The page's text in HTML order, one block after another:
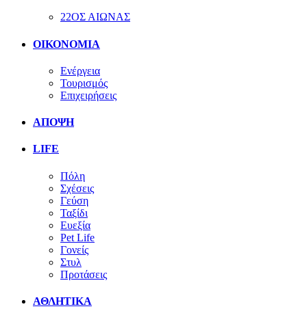
22ΟΣ ΑΙΩΝΑΣ
ΟΙΚΟΝΟΜΙΑ
Ενέργεια
Τουρισμός
Επιχειρήσεις
ΑΠΟΨΗ
LIFE
Πόλη
Σχέσεις
Γεύση
Ταξίδι
Ευεξία
Pet Life
Γονείς
Στυλ
Προτάσεις
ΑΘΛΗΤΙΚΑ